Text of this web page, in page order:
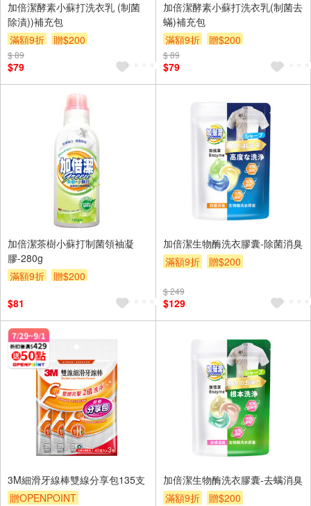
加倍潔酵素小蘇打洗衣乳 (制菌
除漬))補充包
滿額9折
贈$200
$ 89
$79
加倍潔酵素小蘇打洗衣乳(制菌去
蟎)補充包
滿額9折
贈$200
$ 89
$79
加倍潔茶樹小蘇打制菌領袖凝
膠-280g
滿額9折
贈$200
$81
加倍潔生物酶洗衣膠囊-除菌消臭
滿額9折
贈$200
$ 249
$129
3M細滑牙線棒雙線分享包135支
贈OPENPOINT
加倍潔生物酶洗衣膠囊-去螨消臭
滿額9折
贈$200